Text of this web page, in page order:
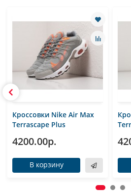
Кроссовки Nike Air Max
Terrascape Plus
4200.00р.
В корзину